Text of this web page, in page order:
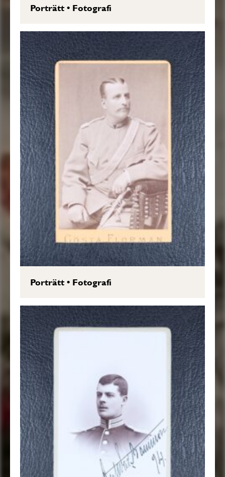
Porträtt• Fotografi
Porträtt• Fotografi